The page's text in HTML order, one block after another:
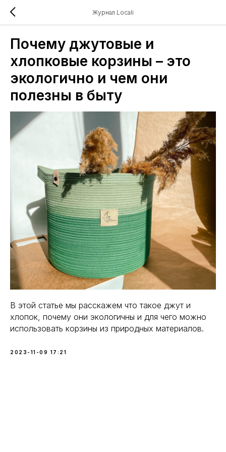
Журнал Locali
Почему джутовые и
хлопковые корзины – это
экологично и чем они
полезны в быту
В этой статье мы расскажем что такое джут и
хлопок, почему они экологичны и для чего можно
использовать корзины из природных материалов.
2023-11-09 17:21